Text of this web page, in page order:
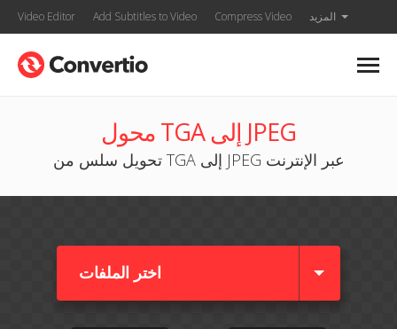
Video Editor Add Subtitles to Video Compress Video المزيد
محول TGA إلى JPEG
تحويل سلس من TGA إلى JPEG عبر الإنترنت
اختر الملفات